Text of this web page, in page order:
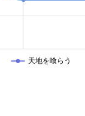
天地を喰らう